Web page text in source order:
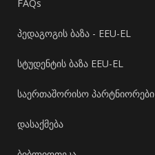
FAQs
პედაგოგის ბაზა - EEU-EL
სტუდენტის ბაზა EEU-EL
საერთაშორისო პარტნიორები
დასაქმება